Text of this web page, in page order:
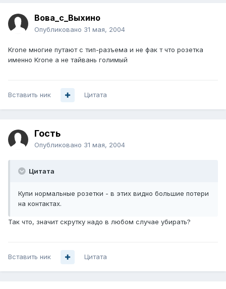
Вова_с_Выхино
Опубликовано 31 мая, 2004
Krone многие путают с тип-разъема и не фак т что розетка
именно Krone а не тайвань голимый
Вставить ник Цитата
Гость
Опубликовано 31 мая, 2004
Цитата
Купи нормальные розетки - в этих видно большие потери
на контактах.
Так что, значит скрутку надо в любом случае убирать?
Вставить ник Цитата